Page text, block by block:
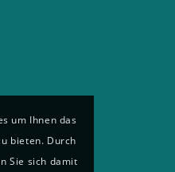
um Ihnen das
bieten. Durch
Sie sich damit